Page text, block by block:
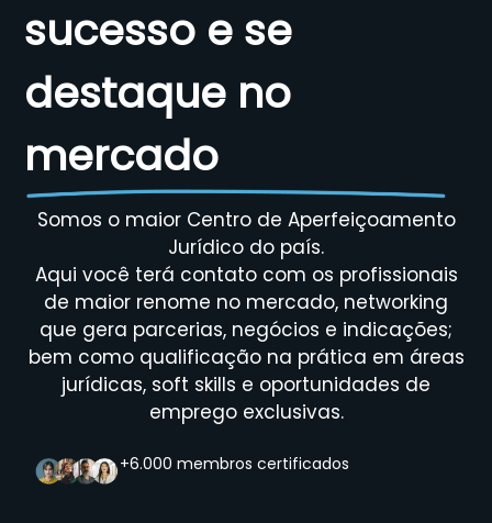
sucesso e se
destaque no
mercado
Somos o maior Centro de Aperfeiçoamento
Jurídico do país.
Aqui você terá contato com os profissionais
de maior renome no mercado, networking
que gera parcerias, negócios e indicações;
bem como qualificação na prática em áreas
jurídicas, soft skills e oportunidades de
emprego exclusivas.
+6.000 membros certificados